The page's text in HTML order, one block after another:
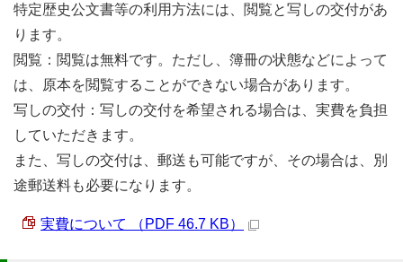
特定歴史公文書等の利用方法には、閲覧と写しの交付があ
ります。
閲覧：閲覧は無料です。ただし、簿冊の状態などによって
は、原本を閲覧することができない場合があります。
写しの交付：写しの交付を希望される場合は、実費を負担
していただきます。
また、写しの交付は、郵送も可能ですが、その場合は、別
途郵送料も必要になります。
実費について （PDF 46.7 KB）